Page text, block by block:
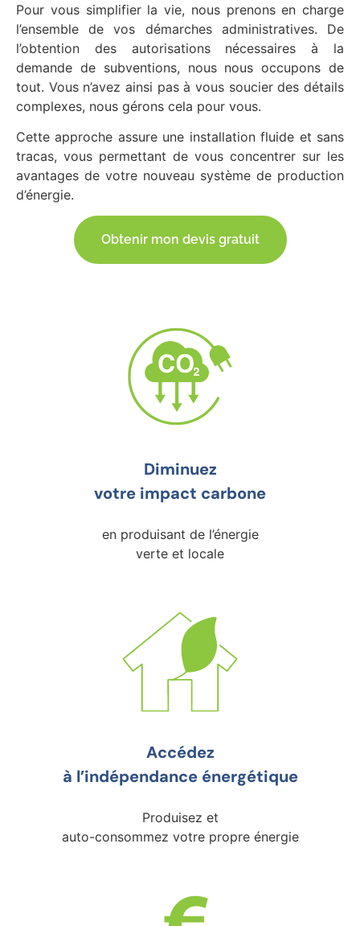
Pour vous simplifier la vie, nous prenons en charge
l’ensemble de vos démarches administratives. De
l’obtention des autorisations nécessaires à la
demande de subventions, nous nous occupons de
tout. Vous n’avez ainsi pas à vous soucier des détails
complexes, nous gérons cela pour vous.
Cette approche assure une installation fluide et sans
tracas, vous permettant de vous concentrer sur les
avantages de votre nouveau système de production
d’énergie.
Obtenir mon devis gratuit
Diminuez
votre impact carbone
en produisant de l’énergie
verte et locale
Accédez
à l’indépendance énergétique
Produisez et
auto-consommez votre propre énergie